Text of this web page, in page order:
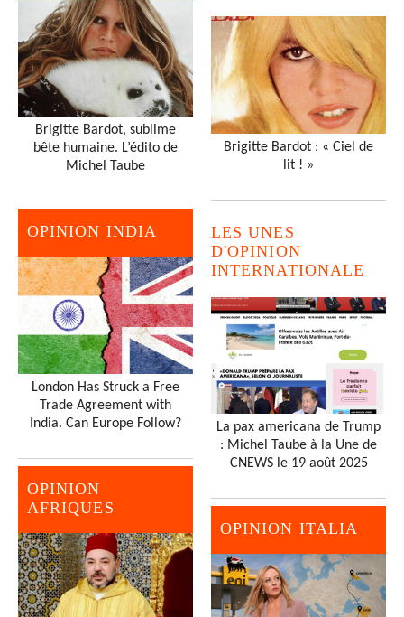
Brigitte Bardot, sublime
bête humaine. L’édito de
Michel Taube
OPINION INDIA
London Has Struck a Free
Trade Agreement with
India. Can Europe Follow?
OPINION
AFRIQUES
Brigitte Bardot : « Ciel de
lit ! »
LES UNES
D'OPINION
INTERNATIONALE
La pax americana de Trump
: Michel Taube à la Une de
CNEWS le 19 août 2025
OPINION ITALIA